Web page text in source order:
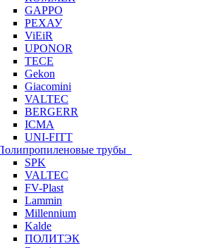
GAPPO
РЕХАУ
ViEiR
UPONOR
TECE
Gekon
Giacomini
VALTEC
BERGERR
ICMA
UNI-FITT
трубы
SPK
VALTEC
FV-Plast
Lammin
Millennium
Kalde
ПОЛИТЭК